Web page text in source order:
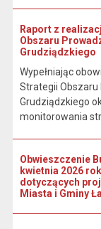
Raport z
Obszaru
Grudziądzkiego
Wypełniając
Strategii Obszaru
Grudziądzkiego
monitorowania
Obwieszczenie
kwietnia 2026
dotyczących
Miasta i Gminy